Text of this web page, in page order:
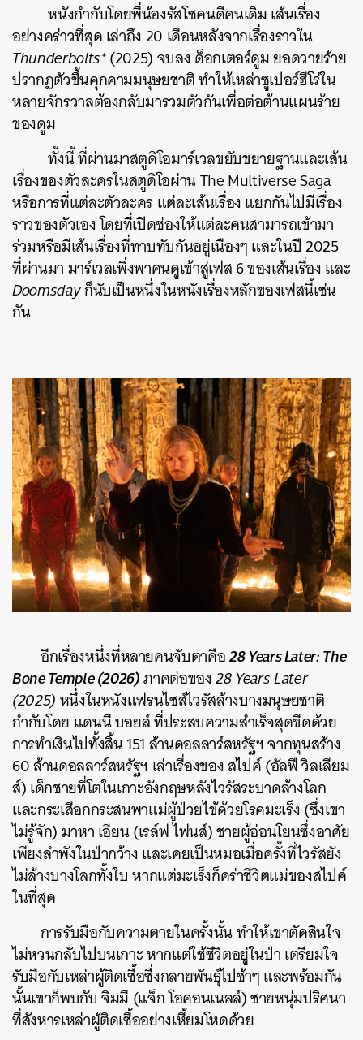
หนังกำกับโดยพี่น้องรัสโซคนดีคนเดิม เส้นเรื่อง
อย่างคร่าวที่สุด เล่าถึง 20 เดือนหลังจากเรื่องราวใน
Thunderbolts*(2025) จบลง ด็อกเตอร์ดูม ยอดวายร้าย
ปรากฏตัวขึ้นคุกคามมนุษยชาติ ทำให้เหล่าซูเปอร์ฮีโร่ใน
หลายจักรวาลต้องกลับมารวมตัวกันเพื่อต่อต้านแผนร้าย
ของดูม
ทั้งนี้ ที่ผ่านมาสตูดิโอมาร์เวลขยับขยายฐานและเส้น
เรื่องของตัวละครในสตูดิโอผ่าน The Multiverse Saga
หรือการที่แต่ละตัวละคร แต่ละเส้นเรื่อง แยกกันไปมีเรื่อง
ราวของตัวเอง โดยที่เปิดช่องให้แต่ละคนสามารถเข้ามา
ร่วมหรือมีเส้นเรื่องที่ทาบทับกันอยู่เนืองๆ และในปี 2025
ที่ผ่านมา มาร์เวลเพิ่งพาคนดูเข้าสู่เฟส 6ของเส้นเรื่อง และ
Doomsdayก็นับเป็นหนึ่งในหนังเรื่องหลักของเฟสนี้เช่น
กัน
อีกเรื่องหนึ่งที่หลายคนจับตาคือ28 Years Later: The
Bone Temple (2026)ภาคต่อของ28 Years Later
(2025)หนึ่งในหนังแฟรนไชส์ไวรัสล้างบางมนุษยชาติ
กำกับโดย แดนนี บอยล์ ที่ประสบความสำเร็จสุดขีดด้วย
การทำเงินไปทั้งสิ้น 151 ล้านดอลลาร์สหรัฐฯ จากทุนสร้าง
60 ล้านดอลลาร์สหรัฐฯ เล่าเรื่องของ สไปค์ (อัลฟี วิลเลียม
ส์) เด็กชายที่โตในเกาะอังกฤษหลังไวรัสระบาดล้างโลก
และกระเสือกกระสนพาแม่ผู้ป่วยไข้ด้วยโรคมะเร็ง​ (ซึ่งเขา
ไม่รู้จัก) มาหา เอียน (เรล์ฟ ไฟนส์) ชายผู้อ่อนโยนซึ่งอาศัย
เพียงลำพังในป่ากว้าง และเคยเป็นหมอเมื่อครั้งที่ไวรัสยัง
ไม่ล้างบางโลกทั้งใบ หากแต่มะเร็งก็คร่าชีวิตแม่ของสไปค์
ในที่สุด
การรับมือกับความตายในครั้งนั้น ทำให้เขาตัดสินใจ
ไม่หวนกลับไปบนเกาะ หากแต่ใช้ชีวิตอยู่ในป่า เตรียมใจ
รับมือกับเหล่าผู้ติดเชื้อซึ่งกลายพันธุ์ไปช้าๆ และพร้อมกัน
นั้นเขาก็พบกับ จิมมี (แจ็ก โอคอนเนลล์) ชายหนุ่มปริศนา
ที่สังหารเหล่าผู้ติดเชื้ออย่างเหี้ยมโหดด้วย